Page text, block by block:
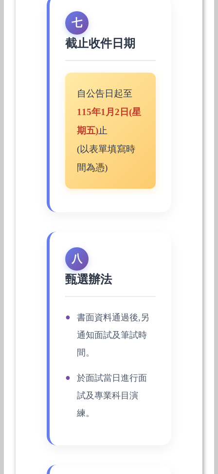
七
截止收件日期
自公告日起至
115年1月2日(星
期五)止
(以表單填寫時
間為憑)
八
甄選辦法
書面資料通過後,另
通知面試及筆試時
間。
於面試當日進行面
試及專業科目演
練。